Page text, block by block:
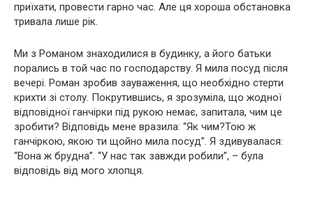
приїхати, провести гарно час. Але ця хороша обстановка
тривала лише рік.
Ми з Романом знаходилися в будинку, а його батьки
порались в той час по господарству. Я мила посуд після
вечері. Роман зробив зауваження, що необхідно стерти
крихти зі столу. Покрутившись, я зрозуміла, що жодної
відповідної ганчірки під рукою немає, запитала, чим це
зробити? Відповідь мене вразила: “Як чим?Тою ж
ганчіркою, якою ти щойно мила посуд”. Я здивувалася:
“Вона ж брудна”. “У нас так завжди робили”, – була
відповідь від мого хлопця.